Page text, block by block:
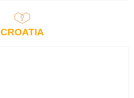
CROATIA